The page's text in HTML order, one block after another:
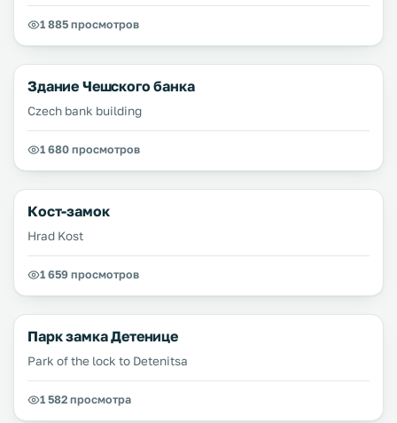
1 885 просмотров
Здание Чешского банка
Czech bank building
1 680 просмотров
Кост-замок
Hrad Kost
1 659 просмотров
Парк замка Детенице
Park of the lock to Detenitsa
1 582 просмотра